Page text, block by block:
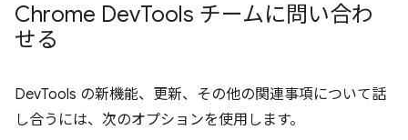
Chrome DevTools チームに問い合わ
せる
DevTools の新機能、更新、その他の関連事項について話
し合うには、次のオプションを使用します。